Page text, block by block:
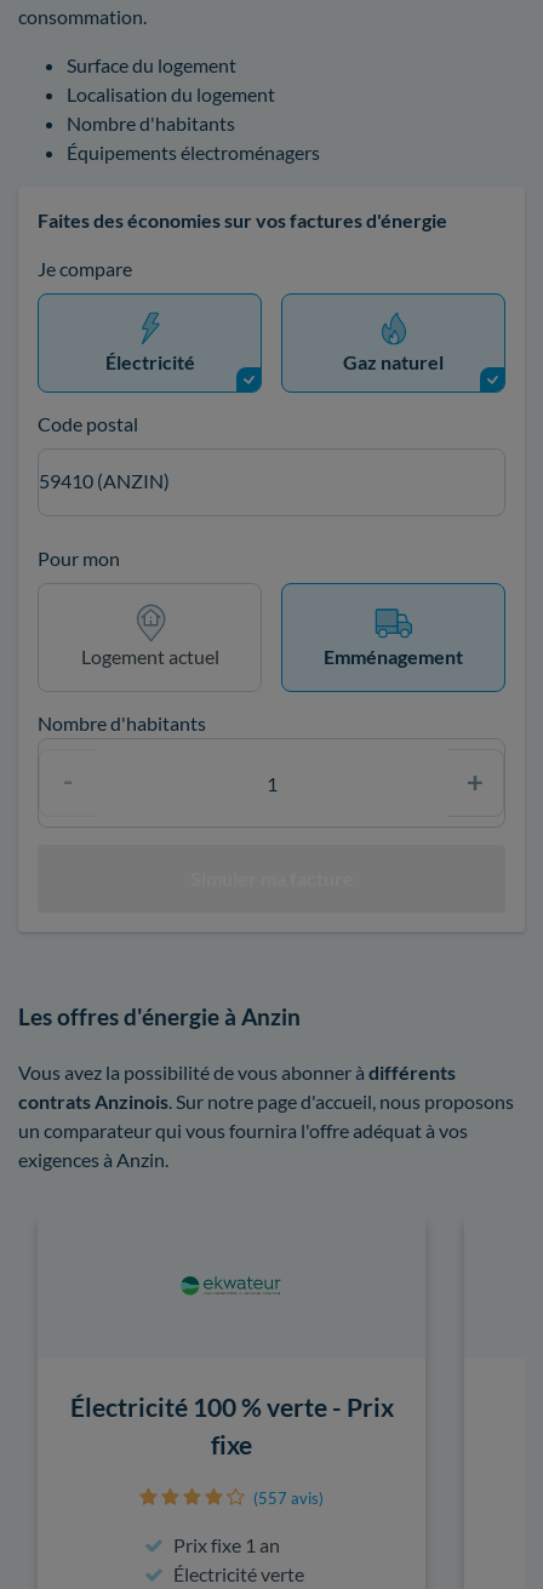
consommation.
Surface du logement
Localisation du logement
Nombre d'habitants
Équipements électroménagers
Faites des économies sur vos factures d'énergie
Je compare
Électricité Gaz naturel
Code postal
59410 (ANZIN)
Pour mon
Logement actuel Emménagement
Nombre d'habitants
Les offres d'énergie à Anzin
Vous avez la possibilité de vous abonner à différents
contrats Anzinois . Sur notre page d'accueil, nous proposons
un comparateur qui vous fournira l'offre adéquat à vos
exigences à Anzin.
Électricité 100 % verte - Prix
fixe
(557 avis)
Prix fixe 1 an
Électricité verte